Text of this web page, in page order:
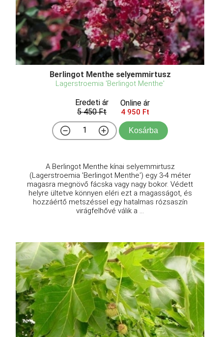
Berlingot Menthe selyemmirtusz
Lagerstroemia 'Berlingot Menthe'
Eredeti ár
5 450 Ft
Online ár
4 950 Ft
Kosárba
A Berlingot Menthe kínai selyemmirtusz
(Lagerstroemia 'Berlingot Menthe') egy 3-4 méter
magasra megnövő fácska vagy nagy bokor. Védett
helyre ültetve könnyen eléri ezt a magasságot, és
hozzáértő metszéssel egy hatalmas rózsaszín
virágfelhővé válik a ...